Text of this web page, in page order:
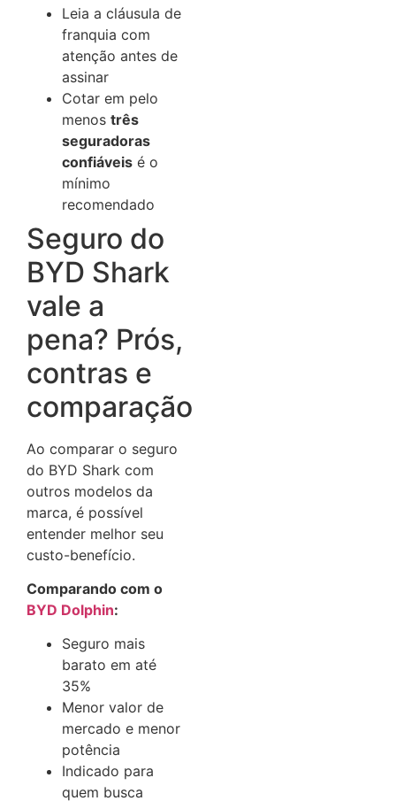
Leia a cláusula de
franquia com
atenção antes de
assinar
Cotar em pelo
menos três
seguradoras
confiáveis é o
mínimo
recomendado
Seguro do
BYD Shark
vale a
pena? Prós,
contras e
comparação
Ao comparar o seguro
do BYD Shark com
outros modelos da
marca, é possível
entender melhor seu
custo-benefício.
Comparando com o
BYD Dolphin:
Seguro mais
barato em até
35%
Menor valor de
mercado e menor
potência
Indicado para
quem busca